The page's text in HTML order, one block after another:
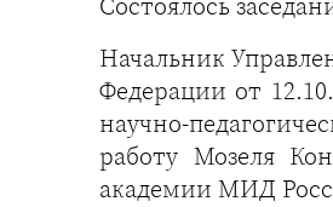
Начальник
Федерации от
научно-
работу Мозеля
академии МИД